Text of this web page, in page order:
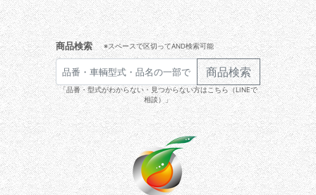
商品検索 ※スペースで区切ってAND検索可能
商品検索
「品番・型式がわからない・見つからない方はこちら（LINEで
相談）」